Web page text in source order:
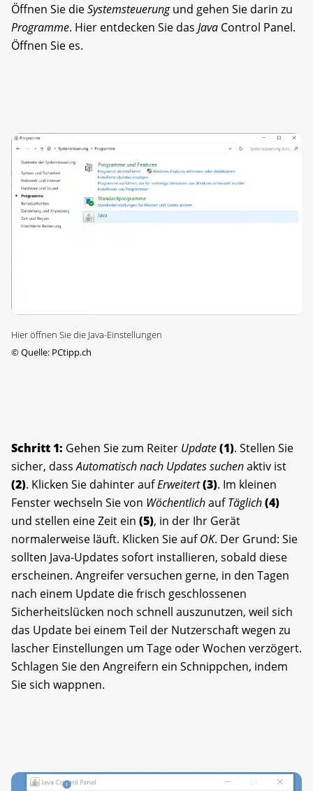
Öffnen Sie dieSystemsteuerungund gehen Sie darin zu
Programme. Hier entdecken Sie das Java Control Panel.
Öffnen Sie es.
Hier öffnen Sie die Java-Einstellungen
©Quelle: PCtipp.ch
Schritt 1: Gehen Sie zum Reiter Update(1). Stellen Sie
sicher, dassAutomatisch nach Updates suchenaktiv ist
(2). Klicken Sie dahinter aufErweitert(3). Im kleinen
Fenster wechseln Sie von WöchentlichaufTäglich(4)
und stellen eine Zeit ein (5), in der Ihr Gerät
normalerweise läuft. Klicken Sie aufOK. Der Grund: Sie
sollten Java-Updates sofort installieren, sobald diese
erscheinen. Angreifer versuchen gerne, in den Tagen
nach einem Update die frisch geschlossenen
Sicherheitslücken noch schnell auszunutzen, weil sich
das Update bei einem Teil der Nutzerschaft wegen zu
lascher Einstellungen um Tage oder Wochen verzögert.
Schlagen Sie den Angreifern ein Schnippchen, indem
Sie sich wappnen.